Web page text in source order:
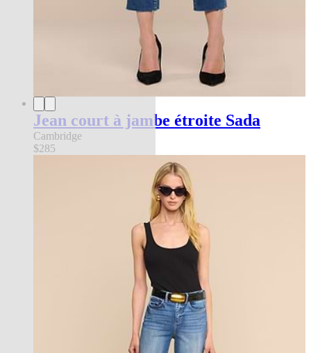
Jean court à jambe étroite Sada
Cambridge
$285